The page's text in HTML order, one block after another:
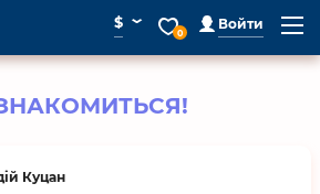
$ ⌄
0
Войти
Куцан